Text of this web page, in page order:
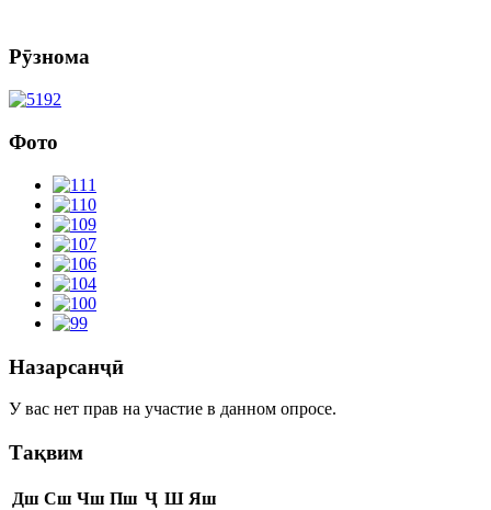
Рӯзнома
Фото
Назарсанҷӣ
У вас нет прав на участие в данном опросе.
Тақвим
Дш Сш Чш Пш Ҷ Ш Яш